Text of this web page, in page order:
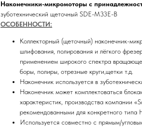
Наконечники-микромоторы с
зуботехнический щеточный SDE-M33E-В
ОСОБЕННОСТИ:
Коллекторный (щеточный) наконечник-
шлифования, полирования и лёгкого
применением широкого спектра
боры, полиры, отрезные круги,щетки т.д.
Наконечник используется в
Наконечник может комплектоваться
характеристик, производства компании
рекомендованными для конкретного типа
Используется совместно с прямым/